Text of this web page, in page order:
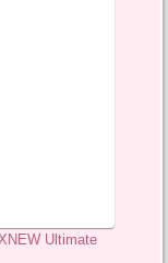
Ultimate